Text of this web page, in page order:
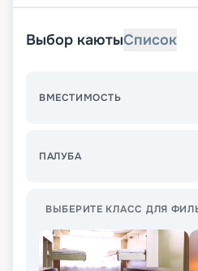
Выбор каютыСписок
ВМЕСТИМОСТЬ
ПАЛУБА
ВЫБЕРИТЕ КЛАСС ДЛЯ